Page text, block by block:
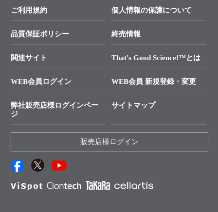
価格改定のご案内
技術セミナーのご案内
タカラバイオ発表文献
クローニング実験ガイド
SMARTer NGSポータルサイト
プライマー設計
制限酵素切断サイトの検索
ユーザーズボイス集
抗体検索サイト
├ 実験コンシェルジュ
├ 受託サービスお問い合わせ
資料請求 機器関連
資料請求 受託関連
資料請求 核酸抽出・精製カタログ
サンプル請求一覧
ご利用規約 個人情報の保護について
品質保証ポリシー 終売情報
関連サイト That's Good Science!™とは
WEB会員ログイン WEB会員 新規登録・変更
弊社販売店様ログインペー
ジ
サイトマップ
販売店様ログイン